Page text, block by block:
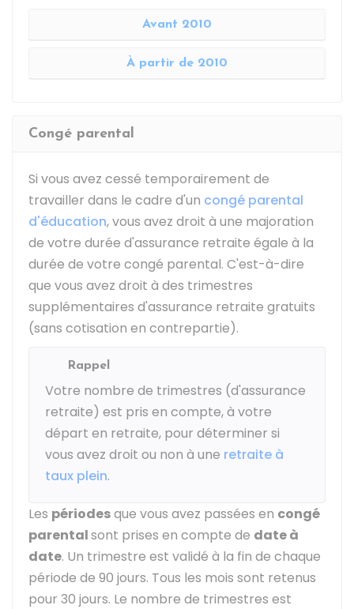
Avant 2010
À partir de 2010
Congé parental
Si vous avez cessé temporairement de
travailler dans le cadre d'un congé parental
d'éducation, vous avez droit à une majoration
de votre durée d'assurance retraite égale à la
durée de votre congé parental. C'est-à-dire
que vous avez droit à des trimestres
supplémentaires d'assurance retraite gratuits
(sans cotisation en contrepartie).
Rappel
Votre nombre de trimestres (d'assurance
retraite) est pris en compte, à votre
départ en retraite, pour déterminer si
vous avez droit ou non à une retraite à
taux plein.
Les périodesque vous avez passées en congé
parentalsont prises en compte de date à
date. Un trimestre est validé à la fin de chaque
période de 90 jours. Tous les mois sont retenus
pour 30 jours. Le nombre de trimestres est